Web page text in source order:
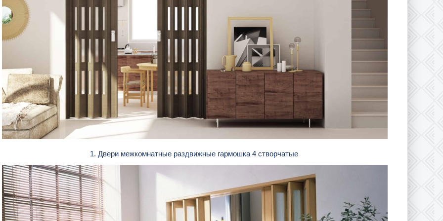
1. Двери межкомнатные раздвижные гармошка 4 створчатые